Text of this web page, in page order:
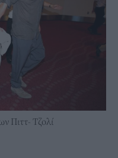
Πιττ- Τζολί